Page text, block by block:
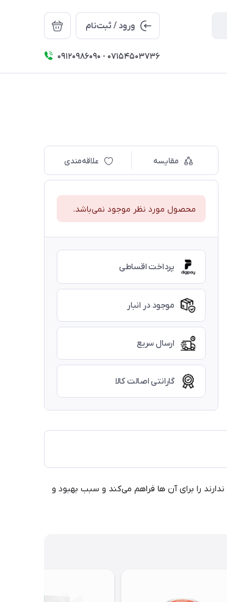
ورود / ثبت‌نام
09120986090 - 07154503736
مقایسه علاقه‌مندی
محصول مورد نظر موجود نمی‌باشد.
پرداخت اقساطی
موجود در انبار
ارسال سریع
گارانتی اصالت کالا
را برای آن ها فراهم می‌کند و سبب بهبود و